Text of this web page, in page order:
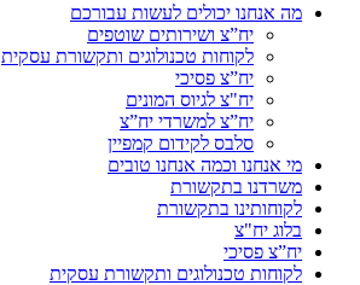
מה אנחנו יכולים לעשות עבורכם
יח”צ ושירותים שוטפים
לקוחות טכנולוגים ותקשורת עסקית
יח”צ פסיכי
יח"צ לגיוס המונים
יח”צ למשרדי יח”צ
סלבס לקידום קמפיין
מי אנחנו וכמה אנחנו טובים
משרדנו בתקשורת
לקוחותינו בתקשורת
בלוג יח"צ
יח”צ פסיכי
לקוחות טכנולוגים ותקשורת עסקית